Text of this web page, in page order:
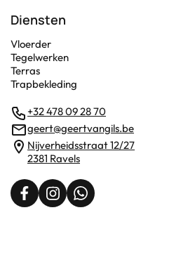
Diensten
Vloerder
Tegelwerken
Terras
Trapbekleding
+32 478 09 28 70
geert@geertvangils.be
Nijverheidsstraat 12/27
2381 Ravels